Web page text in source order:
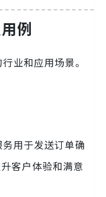
例
业和应用场景。
用于发送订单确
客户体验和满意